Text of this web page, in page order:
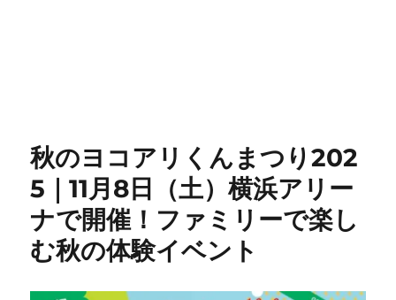
秋のヨコアリくんまつり202
5｜11月8日（土）横浜アリー
ナで開催！ファミリーで楽し
む秋の体験イベント